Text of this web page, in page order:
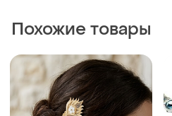
Похожие товары